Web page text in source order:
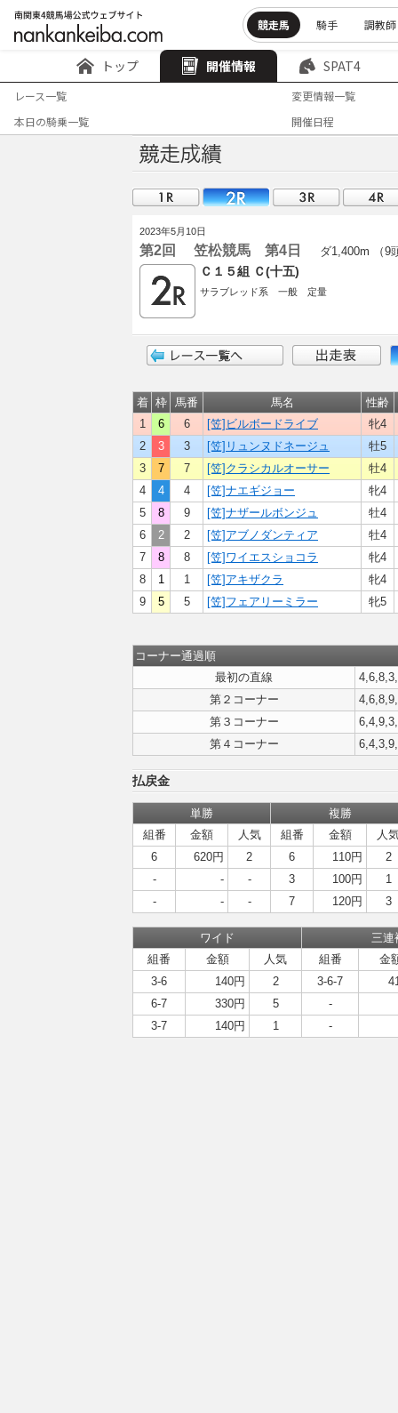
競走馬 騎手 調教師
トップ 開催情報 SPAT4
レース一覧
変更情報一覧
本日の騎乗一覧
開催日程
2023年5月10日
第2回 笠松競馬 第4日 ダ1,400m （9
Ｃ１５組 Ｃ(十五)
サラブレッド系 一般 定量
着 枠 馬番 馬名
性齢
1
6 6 [笠]ビルボードライブ
牝4
2
3 3 [笠]リュンヌドネージュ
牡5
3
7 7 [笠]クラシカルオーサー
牡4
4
4 4 [笠]ナエギジョー
牝4
5
8 9 [笠]ナザールボンジュ
牡4
6
2 2 [笠]アブノダンティア
牡4
7
8 8 [笠]ワイエスショコラ
牝4
8
1 1 [笠]アキザクラ
牝4
9
5 5 [笠]フェアリーミラー 牝5
コーナー通過順
最初の直線
第２コーナー
第３コーナー
第４コーナー
払戻金
単勝
複勝
組番
金額 人気 組番 金額
人
6
620円 2 6 110円
2
-
- - 3 100円
1
-
- - 7 120円 3
ワイド
三連
組番
金額 人気 組番
金
3-6
140円 2 3-6-7
6-7
330円 5
-
3-7
140円 1 -